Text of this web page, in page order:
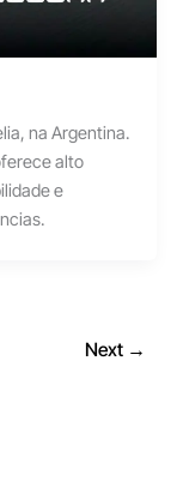
na Argentina.
alto
e
Next →